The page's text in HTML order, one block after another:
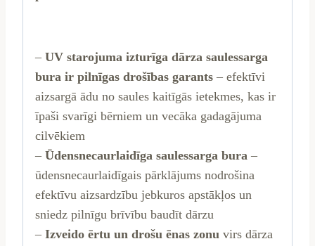
– UV starojuma izturīga dārza saulessarga
bura ir pilnīgas drošības garants – efektīvi
aizsargā ādu no saules kaitīgās ietekmes, kas ir
īpaši svarīgi bērniem un vecāka gadagājuma
cilvēkiem
– Ūdensnecaurlaidīga saulessarga bura –
ūdensnecaurlaidīgais pārklājums nodrošina
efektīvu aizsardzību jebkuros apstākļos un
sniedz pilnīgu brīvību baudīt dārzu
– Izveido ērtu un drošu ēnas zonu virs dārza